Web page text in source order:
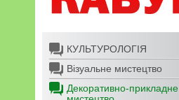
КУЛЬТУРОЛОГІЯ
Візуальне мистецтво
Декоративно-прикладне